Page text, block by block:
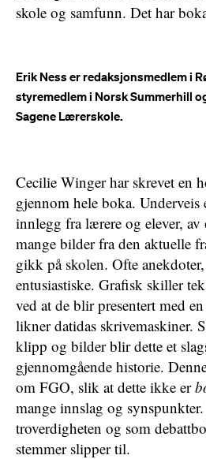
skole og samfunn. Det har
Erik Ness er redaksjonsmedlem i
styremedlem i Norsk Summerhill
Sagene Lærerskole.
Cecilie Winger har skrevet en
gjennom hele boka. Underveis
innlegg fra lærere og elever,
mange bilder fra den aktuelle
gikk på skolen. Ofte
entusiastiske. Grafisk skiller
ved at de blir presentert med
likner datidas skrivemaskiner.
klipp og bilder blir dette et
gjennomgående historie.
om FGO, slik at dette ikke er
mange innslag og
troverdigheten og som
stemmer slipper til.